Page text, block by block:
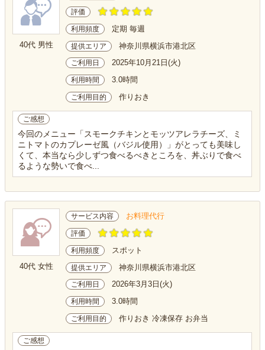
40代 男性
評価
利用頻度 定期 毎週
提供エリア 神奈川県横浜市港北区
ご利用日 2025年10月21日(火)
利用時間 3.0時間
ご利用目的 作りおき
ご感想
今回のメニュー「スモークチキンとモッツアレラチーズ、ミ
ニトマトのカプレーゼ風（バジル使用）」がとっても美味し
くて、本当なら少しずつ食べるべきところを、丼ぶりで食べ
るような勢いで食べ...
40代 女性
サービス内容 お料理代行
評価
利用頻度 スポット
提供エリア 神奈川県横浜市港北区
ご利用日 2026年3月3日(火)
利用時間 3.0時間
ご利用目的 作りおき 冷凍保存 お弁当
ご感想